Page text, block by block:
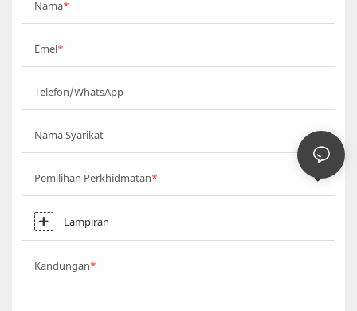
Nama
Emel
Telefon/WhatsApp
Nama Syarikat
Pemilihan Perkhidmatan
Lampiran
Kandungan